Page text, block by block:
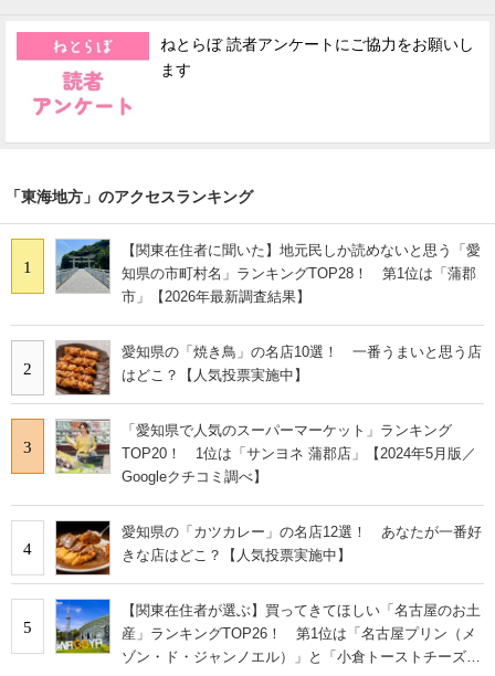
ねとらぼ 読者アンケートにご協力をお願いし
ます
「東海地方」のアクセスランキング
1
【関東在住者に聞いた】地元民しか読めないと思う「愛
知県の市町村名」ランキングTOP28！ 第1位は「蒲郡
市」【2026年最新調査結果】
2
愛知県の「焼き鳥」の名店10選！ 一番うまいと思う店
はどこ？【人気投票実施中】
3
「愛知県で人気のスーパーマーケット」ランキング
TOP20！ 1位は「サンヨネ 蒲郡店」【2024年5月版／
Googleクチコミ調べ】
4
愛知県の「カツカレー」の名店12選！ あなたが一番好
きな店はどこ？【人気投票実施中】
5
【関東在住者が選ぶ】買ってきてほしい「名古屋のお土
産」ランキングTOP26！ 第1位は「名古屋プリン（メ
ゾン・ド・ジャンノエル）」と「小倉トーストチーズケ